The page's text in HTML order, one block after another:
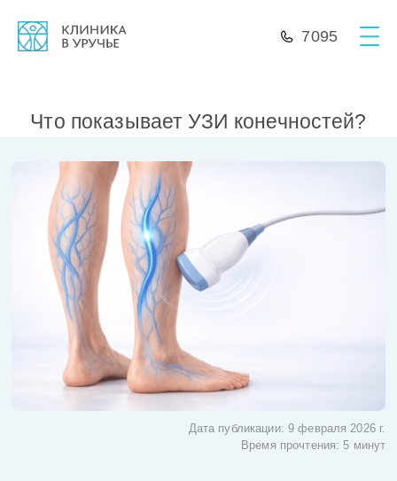
7095
Что показывает УЗИ конечностей?
Дата публикации: 9 февраля 2026 г.
Время прочтения:5 минут